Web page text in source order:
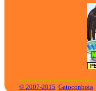
© 2007-2015 Gatoconbota